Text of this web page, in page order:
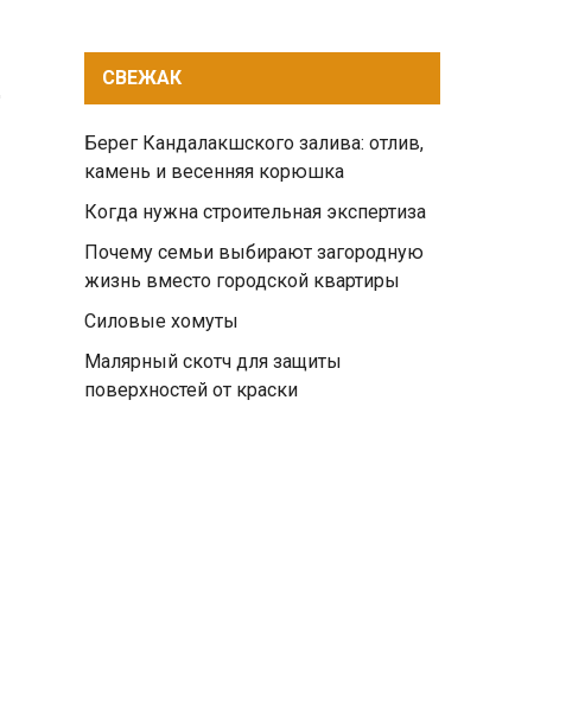
СВЕЖАК
Берег Кандалакшского залива: отлив,
камень и весенняя корюшка
Когда нужна строительная экспертиза
Почему семьи выбирают загородную
жизнь вместо городской квартиры
Силовые хомуты
Малярный скотч для защиты
поверхностей от краски